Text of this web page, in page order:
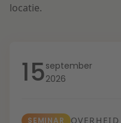
locatie.
15september
2026
SEMINAR